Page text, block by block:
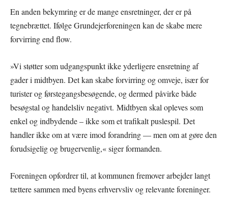
En anden bekymring er de mange ensretninger, der er på
tegnebrættet. Ifølge Grundejerforeningen kan de skabe mere
forvirring end flow.
»Vi støtter som udgangspunkt ikke yderligere ensretning af
gader i midtbyen. Det kan skabe forvirring og omveje, især for
turister og førstegangsbesøgende, og dermed påvirke både
besøgstal og handelsliv negativt. Midtbyen skal opleves som
enkel og indbydende – ikke som et trafikalt puslespil. Det
handler ikke om at være imod forandring — men om at gøre den
forudsigelig og brugervenlig,« siger formanden.
Foreningen opfordrer til, at kommunen fremover arbejder langt
tættere sammen med byens erhvervsliv og relevante foreninger.